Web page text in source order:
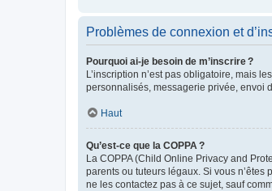
Problèmes de connexion et
Pourquoi ai-je besoin de m’inscrire ?
L’inscription n’est pas obligatoire, mais
personnalisés, messagerie privée, envoi
Haut
Qu’est-ce que la COPPA ?
La COPPA (Child Online Privacy and
parents ou tuteurs légaux. Si vous
ne les contactez pas à ce sujet, sauf